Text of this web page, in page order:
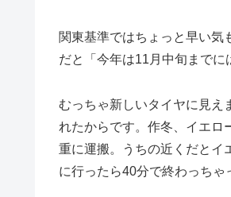
関東基準ではちょっと早い気
だと「今年は11月中旬まで
むっちゃ新しいタイヤに見え
れたからです。作冬、イエロ
重に運搬。うちの近くだとイ
に行ったら40分で終わっちゃ